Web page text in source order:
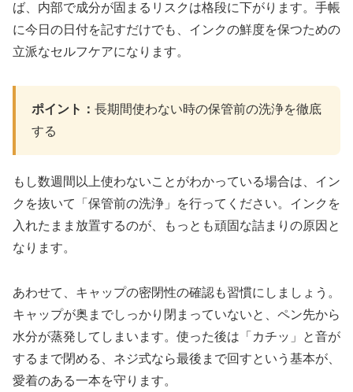
ば、内部で成分が固まるリスクは格段に下がります。手帳
に今日の日付を記すだけでも、インクの鮮度を保つための
立派なセルフケアになります。
ポイント： 長期間使わない時の保管前の洗浄を徹底
する
もし数週間以上使わないことがわかっている場合は、イン
クを抜いて「保管前の洗浄」を行ってください。インクを
入れたまま放置するのが、もっとも頑固な詰まりの原因と
なります。
あわせて、キャップの密閉性の確認も習慣にしましょう。
キャップが奥までしっかり閉まっていないと、ペン先から
水分が蒸発してしまいます。使った後は「カチッ」と音が
するまで閉める、ネジ式なら最後まで回すという基本が、
愛着のある一本を守ります。